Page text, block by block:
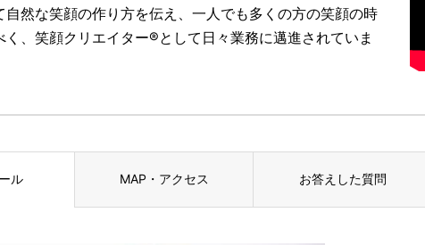
自然な笑顔の作り方を伝え、一人でも多くの方の笑顔の時
く、笑顔クリエイター®として日々業務に邁進されていま
ル MAP・アクセス お答えした質問